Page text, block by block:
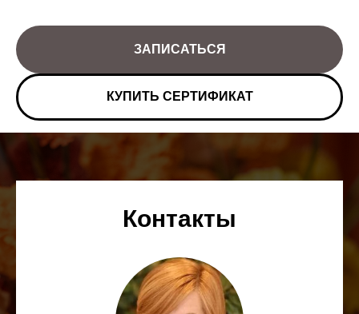
ЗАПИСАТЬСЯ
КУПИТЬ СЕРТИФИКАТ
Контакты